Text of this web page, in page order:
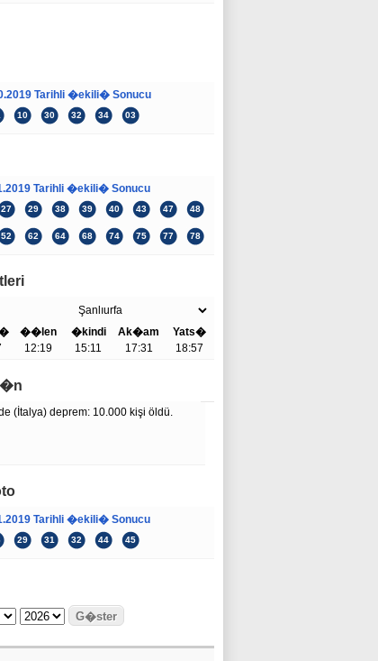
Tarihli �ekili� Sonucu
10 30 32 34 03
Tarihli �ekili� Sonucu
27 29 38 39 40 43 47 48
52 62 64 68 74 75 77 78
��len
12:19
�kindi
15:11
Ak�am
17:31
Yats�
18:57
(İtalya) deprem: 10.000 kişi öldü.
Tarihli �ekili� Sonucu
29 31 32 44 45